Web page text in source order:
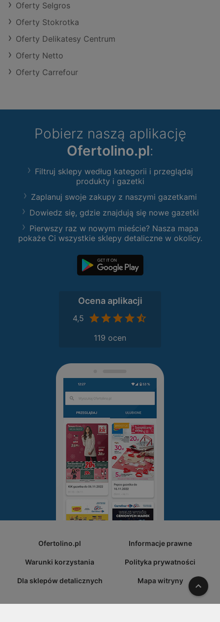
Oferty Selgros
Oferty Stokrotka
Oferty Delikatesy Centrum
Oferty Netto
Oferty Carrefour
Pobierz naszą aplikację
Ofertolino.pl:
Filtruj sklepy według kategorii i przeglądaj
produkty i gazetki
Zaplanuj swoje zakupy z naszymi gazetkami
Dowiedz się, gdzie znajdują się nowe gazetki
Pierwszy raz w nowym mieście? Nasza mapa
pokaże Ci wszystkie sklepy detaliczne w okolicy.
Ocena aplikacji
4,5
119 ocen
Ofertolino.pl Informacje prawne
Warunki korzystania Polityka prywatności
Dla sklepów detalicznych Mapa witryny W